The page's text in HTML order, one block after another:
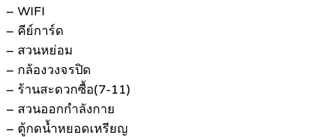
– WIFI
– คีย์การ์ด
– สวนหย่อม
– กล้องวงจรปิด
– ร้านสะดวกซื้อ(7-11)
– สวนออกกำลังกาย
– ตู้กดน้ำหยอดเหรียญ